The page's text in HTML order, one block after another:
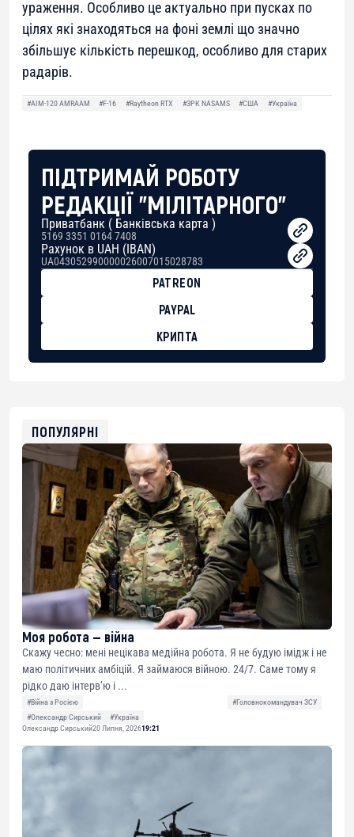
ураження. Особливо це актуально при пусках по
цілях які знаходяться на фоні землі що значно
збільшує кількість перешкод, особливо для старих
радарів.
#AIM-120 AMRAAM #F-16 #Raytheon RTX #ЗРК NASAMS #США #Україна
ПІДТРИМАЙ РОБОТУ
РЕДАКЦІЇ "МІЛІТАРНОГО"
Приватбанк ( Банківська карта )
5169 3351 0164 7408
Рахунок в UAH (IBAN)
UA043052990000026007015028783
PATREON
PAYPAL
КРИПТА
ПОПУЛЯРНІ
Моя робота — війна
Скажу чесно: мені нецікава медійна робота. Я не будую імідж і не
маю політичних амбіцій. Я займаюся війною. 24/7. Саме тому я
рідко даю інтерв’ю і ...
#Війна з Росією
#Головнокомандувач ЗСУ
#Олександр Сирський
#Україна
Олександр Сирський20 Липня, 202619:21